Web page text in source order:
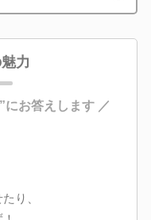
力
にお答えします ／
り、